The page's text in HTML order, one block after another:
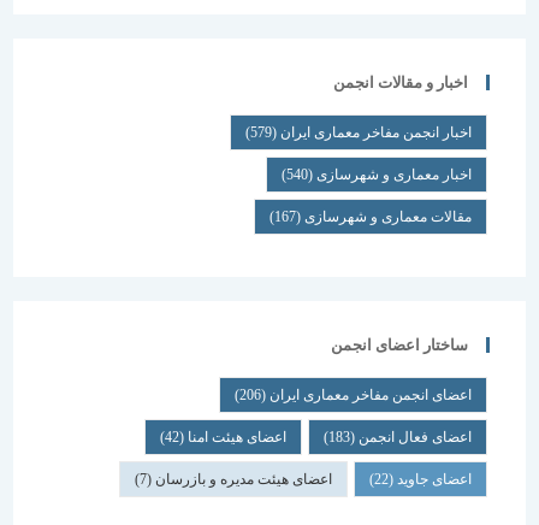
اخبار و مقالات انجمن
اخبار انجمن مفاخر معماری ایران (579)
اخبار معماری و شهرسازی(540)
مقالات معماری و شهرسازی(167)
ساختار اعضای انجمن
اعضای انجمن مفاخر معماری ایران (206)
اعضای فعال انجمن(183) اعضای هیئت امنا(42)
اعضای جاوید(22) اعضای هیئت مدیره و بازرسان(7)